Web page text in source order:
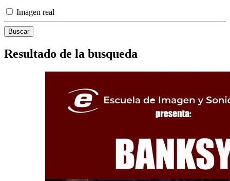
Imagen real
Resultado de la busqueda